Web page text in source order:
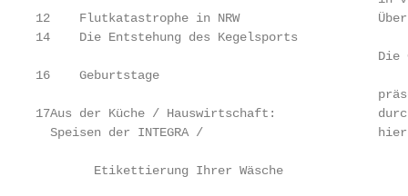
12    Flutkatastrophe in NRW
14    Die Entstehung des Kegelsports
Die
16    Geburtstage
17Aus der Küche / Hauswirtschaft:
Speisen der INTEGRA /